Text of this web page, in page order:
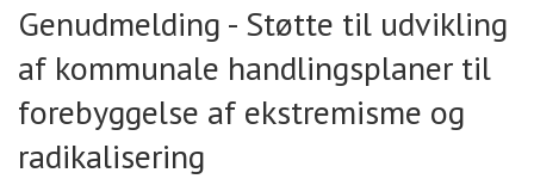
Genudmelding - Støtte til udvikling
af kommunale handlingsplaner til
forebyggelse af ekstremisme og
radikalisering